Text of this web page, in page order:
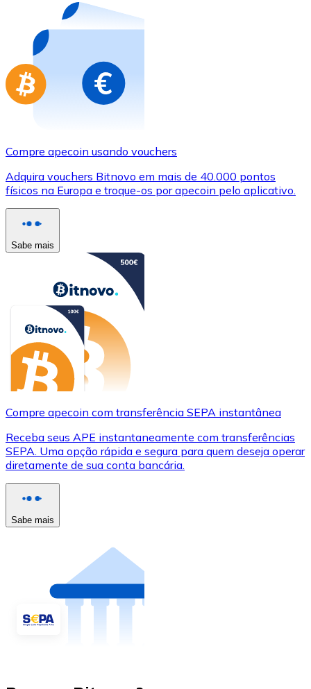
Compre cartões-presente das suas marcas favoritas
Ir para a loja de cartões-presente
Compre apecoin usando vouchers
Adquira vouchers Bitnovo em mais de 40.000 pontos
físicos na Europa e troque-os por apecoin pelo aplicativo.
Sabe mais
Compre apecoin com transferência SEPA instantânea
Receba seus APE instantaneamente com transferências
SEPA. Uma opção rápida e segura para quem deseja operar
diretamente de sua conta bancária.
Sabe mais